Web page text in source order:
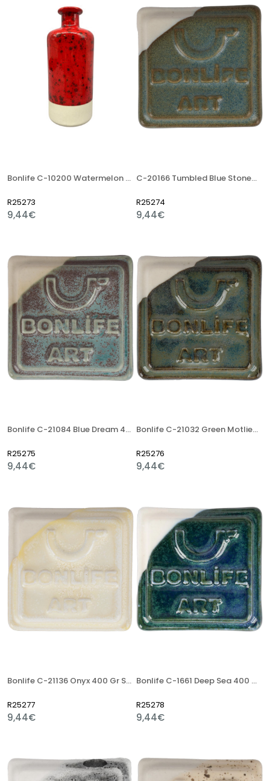
Bonlife C-10200 Watermelon Crystal 400 Gr Stoneware Artistik Sır
R25273
9,44€
C-20166 Tumbled Blue Stoneware Artistik Sır
R25274
9,44€
Bonlife C-21084 Blue Dream 400 Gr Stoneware Artistik Sır
R25275
9,44€
Bonlife C-21032 Green Motlied 400 Gr Stoneware Artistik Sır
R25276
9,44€
Bonlife C-21136 Onyx 400 Gr Stoneware Artistik Sır
R25277
9,44€
Bonlife C-1661 Deep Sea 400 Gr Stoneware Artistik Sır
R25278
9,44€